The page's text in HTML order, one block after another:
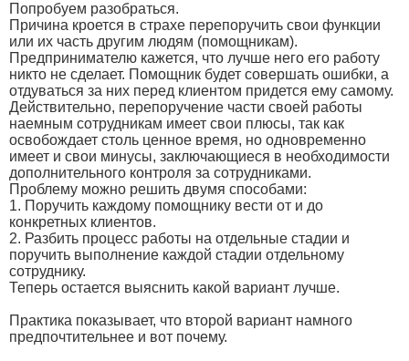
Попробуем разобраться.
Причина кроется в страхе перепоручить свои функции
или их часть другим людям (помощникам).
Предпринимателю кажется, что лучше него его работу
никто не сделает. Помощник будет совершать ошибки, а
отдуваться за них перед клиентом придется ему самому.
Действительно, перепоручение части своей работы
наемным сотрудникам имеет свои плюсы, так как
освобождает столь ценное время, но одновременно
имеет и свои минусы, заключающиеся в необходимости
дополнительного контроля за сотрудниками.
Проблему можно решить двумя способами:
1. Поручить каждому помощнику вести от и до
конкретных клиентов.
2. Разбить процесс работы на отдельные стадии и
поручить выполнение каждой стадии отдельному
сотруднику.
Теперь остается выяснить какой вариант лучше.
Практика показывает, что второй вариант намного
предпочтительнее и вот почему.